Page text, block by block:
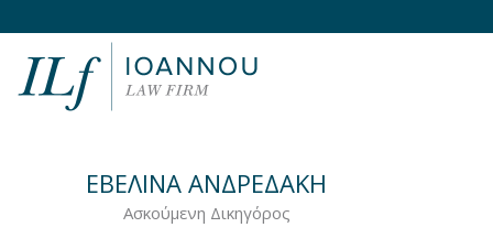
ΕΒΕΛΙΝΑ ΑΝΔΡΕΔΑΚΗ
Ασκούμενη Δικηγόρος